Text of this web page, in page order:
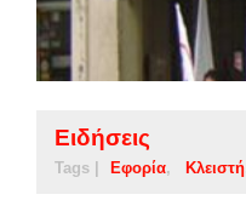
Ειδήσεις
Tags | Εφορία Κλειστή